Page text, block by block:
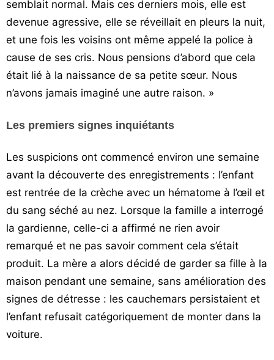
semblait normal. Mais ces derniers mois, elle est
devenue agressive, elle se réveillait en pleurs la nuit,
et une fois les voisins ont même appelé la police à
cause de ses cris. Nous pensions d’abord que cela
était lié à la naissance de sa petite sœur. Nous
n’avons jamais imaginé une autre raison. »
Les premiers signes inquiétants
Les suspicions ont commencé environ une semaine
avant la découverte des enregistrements : l’enfant
est rentrée de la crèche avec un hématome à l’œil et
du sang séché au nez. Lorsque la famille a interrogé
la gardienne, celle-ci a affirmé ne rien avoir
remarqué et ne pas savoir comment cela s’était
produit. La mère a alors décidé de garder sa fille à la
maison pendant une semaine, sans amélioration des
signes de détresse : les cauchemars persistaient et
l’enfant refusait catégoriquement de monter dans la
voiture.